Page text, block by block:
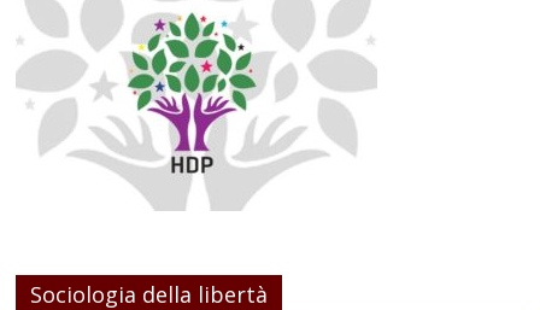
Sociologia della libertà